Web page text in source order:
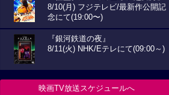
8/10(月) フジテレビ/最新作公開記
念にて(19:00〜)
『銀河鉄道の夜』
8/11(火) NHK/Eテレにて(09:00～)
映画TV放送スケジュールへ